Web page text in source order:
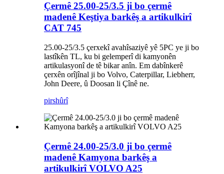
Çermê 25.00-25/3.5 ji bo çermê
madenê Keştiya barkêş a artikulkirî
CAT 745
25.00-25/3.5 çerxekî avahîsaziyê yê 5PC ye ji bo
lastîkên TL, ku bi gelemperî di kamyonên
artikulasyonî de tê bikar anîn. Em dabînkerê
çerxên orîjînal ji bo Volvo, Caterpillar, Liebherr,
John Deere, û Doosan li Çînê ne.
pirshûrî
Çermê 24.00-25/3.0 ji bo çermê
madenê Kamyona barkêş a
artikulkirî VOLVO A25